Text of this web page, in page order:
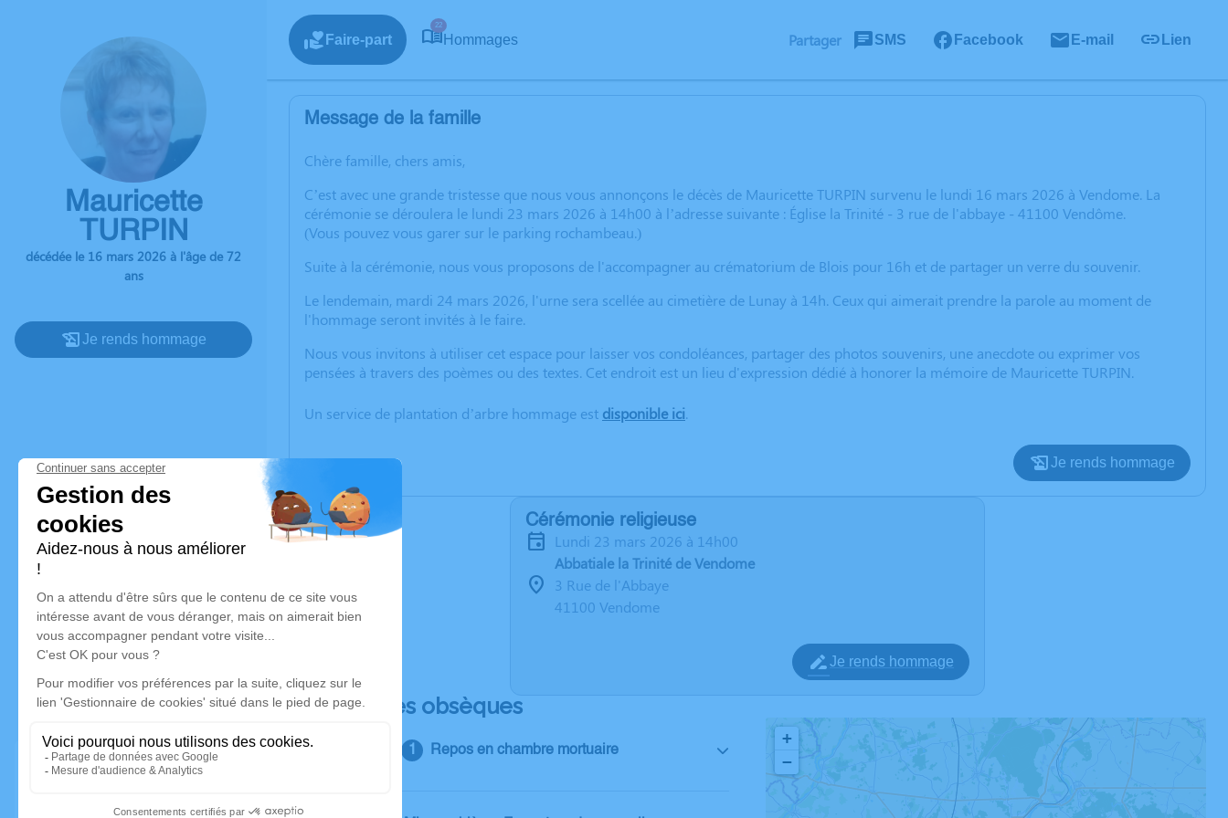
Mauricette
TURPIN
décédée le 16 mars 2026 à l'âge de 72
ans
Je rends hommage
Faire-part
22
Hommages Partager SMS Facebook E-mail Lien
Message de la famille
Chère famille, chers amis,
C’est avec une grande tristesse que nous vous annonçons le décès de Mauricette TURPIN survenu le lundi 16 mars 2026 à Vendome. La
cérémonie se déroulera le lundi 23 mars 2026 à 14h00 à l’adresse suivante : Église la Trinité - 3 rue de l'abbaye - 41100 Vendôme.
(Vous pouvez vous garer sur le parking rochambeau.)
Suite à la cérémonie, nous vous proposons de l'accompagner au crématorium de Blois pour 16h et de partager un verre du souvenir.
Le lendemain, mardi 24 mars 2026, l'urne sera scellée au cimetière de Lunay à 14h. Ceux qui aimerait prendre la parole au moment de
l'hommage seront invités à le faire.
Nous vous invitons à utiliser cet espace pour laisser vos condoléances, partager des photos souvenirs, une anecdote ou exprimer vos
pensées à travers des poèmes ou des textes. Cet endroit est un lieu d'expression dédié à honorer la mémoire de Mauricette TURPIN.
Un service de plantation d’arbre hommage est disponible ici.
Je rends hommage
Cérémonie religieuse
lundi 23 mars 2026 à 14h00
Abbatiale la Trinité de Vendome
3 Rue de l'Abbaye
41100 Vendome
Je rends hommage
Déroulé des obsèques
Repos en chambre mortuaire
+
−